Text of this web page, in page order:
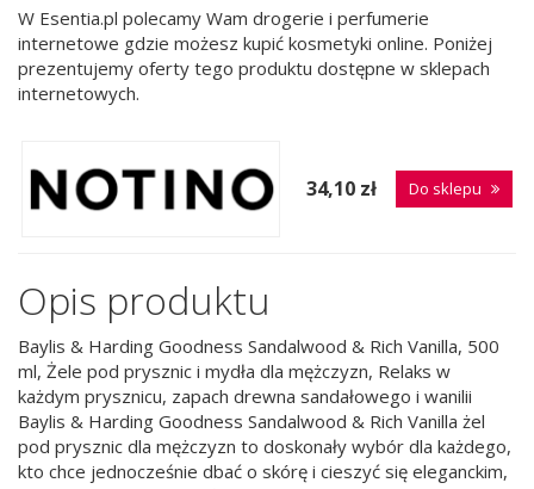
W Esentia.pl polecamy Wam drogerie i perfumerie
internetowe gdzie możesz kupić kosmetyki online. Poniżej
prezentujemy oferty tego produktu dostępne w sklepach
internetowych.
34,10 zł Do sklepu
Opis produktu
Baylis & Harding Goodness Sandalwood & Rich Vanilla, 500
ml, Żele pod prysznic i mydła dla mężczyzn, Relaks w
każdym prysznicu, zapach drewna sandałowego i wanilii
Baylis & Harding Goodness Sandalwood & Rich Vanilla żel
pod prysznic dla mężczyzn to doskonały wybór dla każdego,
kto chce jednocześnie dbać o skórę i cieszyć się eleganckim,